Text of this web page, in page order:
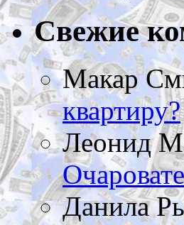
Свежие
Макар
квартиру?
Леонид
Данила